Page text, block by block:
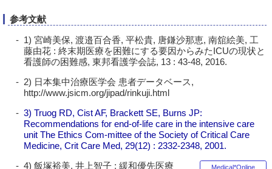
参考文献
1) 宮崎美保, 渡邉百合香, 平松貴, 唐鎌沙那恵, 南舘絵美, 工
藤由花 : 終末期医療を困難にする要因からみたICUの現状と
看護師の困難感, 東邦看護学会誌, 13 : 43-48, 2016.
2) 日本集中治療医学会 患者データベース,
http://www.jsicm.org/jipad/rinkuji.html
3) Truog RD, Cist AF, Brackett SE, Burns JP:
Recommendations for end-of-life care in the intensive care
unit The Ethics Com-mittee of the Society of Critical Care
Medicine, Crit Care Med, 29(12) : 2332-2348, 2001.
4) 飯塚裕美, 井上智子 : 緩和優先医療
Medical*Online